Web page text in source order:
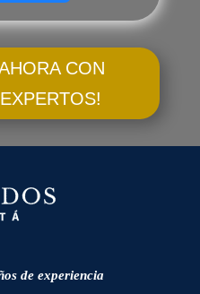
CON
de experiencia